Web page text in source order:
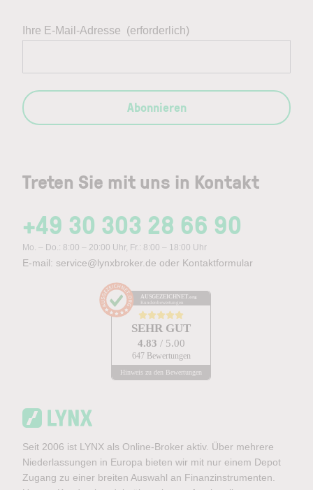
Treten Sie mit uns in Kontakt
+49 30 303 28 66 90
Mo. – Do.: 8:00 – 20:00 Uhr, Fr.: 8:00 – 18:00 Uhr
E-mail: service@lynxbroker.de oder Kontaktformular
AUSGEZEICHNET .org
Kundenbewertungen
SEHR GUT
4.83 / 5.00
647 Bewertungen
Hinweis zu den Bewertungen
Ihre E-Mail-Adresse (erforderlich)
Abonnieren
Seit 2006 ist LYNX als Online-Broker aktiv. Über mehrere
Niederlassungen in Europa bieten wir mit nur einem Depot
Zugang zu einer breiten Auswahl an Finanzinstrumenten.